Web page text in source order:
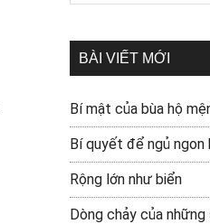
BÀI VIẾT MỚI
Bí mật của bùa hộ
Bí quyết để ngủ ngon
Rộng lớn như biển
Dòng chảy của những